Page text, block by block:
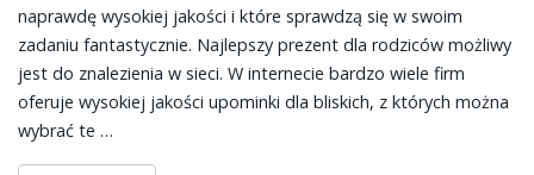
naprawdę wysokiej jakości i które sprawdzą się w swoim
zadaniu fantastycznie. Najlepszy prezent dla rodziców możliwy
jest do znalezienia w sieci. W internecie bardzo wiele firm
oferuje wysokiej jakości upominki dla bliskich, z których można
wybrać te …